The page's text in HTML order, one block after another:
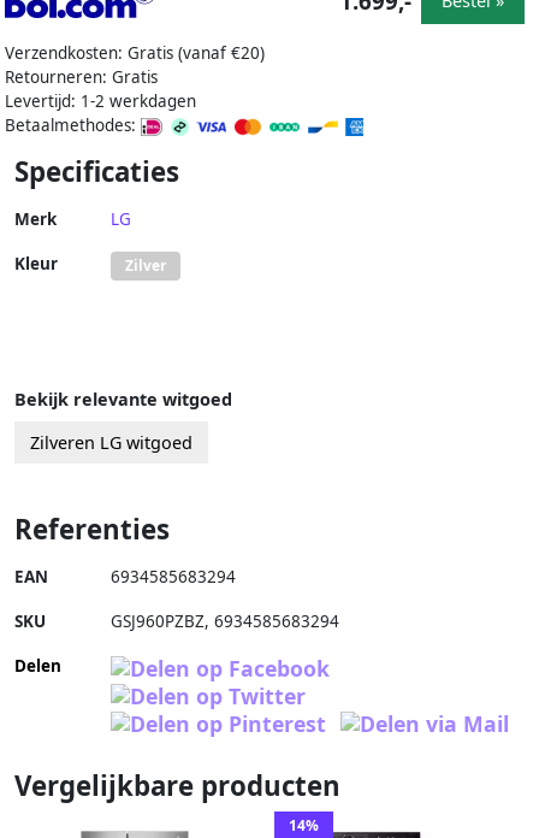
Verzendkosten: Gratis (vanaf €20)
Retourneren: Gratis
Levertijd: 1-2 werkdagen
Betaalmethodes:
Specificaties
Merk LG
Kleur Zilver
Bekijk relevante witgoed
Zilveren LG witgoed
Referenties
EAN 6934585683294
SKU GSJ960PZBZ, 6934585683294
Delen
Vergelijkbare producten
14%